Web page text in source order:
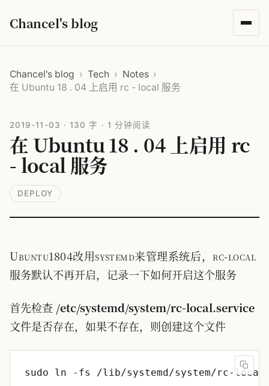
Chancel's blog
Chancel's blog › Tech › Notes ›
在 Ubuntu 18 . 04 上启用 rc - local 服务
2019-11-03 · 130 字 · 1 分钟阅读
在 Ubuntu 18 . 04 上启用 rc
- local 服务
DEPLOY
Ubuntu1804改用systemd来管理系统后，rc-local
服务默认不再开启，记录一下如何开启这个服务
首先检查 /etc/systemd/system/rc-local.service
文件是否存在，如果不存在，则创建这个文件